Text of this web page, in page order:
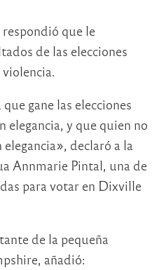
que le
de las elecciones
gane las elecciones
elegancia, y que quien no
declaró a la
Annmarie Pintal, una de
para votar en Dixville
de la pequeña
añadió: